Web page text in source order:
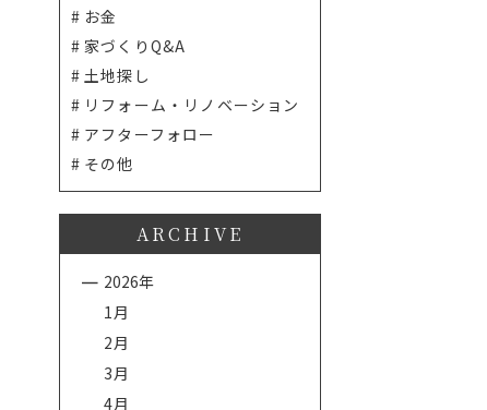
お金
家づくりQ&A
土地探し
リフォーム・リノベーション
アフターフォロー
その他
ARCHIVE
2026年
1月
2月
3月
4月